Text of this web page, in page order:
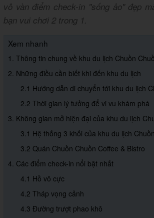
vô vàn điểm check-in "sống ảo" đẹp
bạn vui chơi 2 trong 1.
Xem nhanh
1. Thông tin chung về khu du lịch Chuồn
2. Những điều cần biết khi đến khu du lịch
2.1 Hướng dẫn di chuyển tới khu du lịch
2.2 Thời gian lý tưởng để vi vu khám phá
3. Không gian mở hiện đại của khu du lịch
3.1 Hệ thống 3 khối của khu du lịch
3.2 Quán Chuồn Chuồn Coffee & Bistro
4. Các điểm check-in nổi bật nhất
4.1 Hồ vô cực
4.2 Tháp vọng cảnh
4.3 Đường trượt phao khô